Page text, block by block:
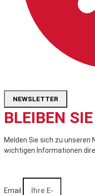
NEWSLETTER
BLEIBEN
Melden Sie sich zu unseren
wichtigen Informationen
Email